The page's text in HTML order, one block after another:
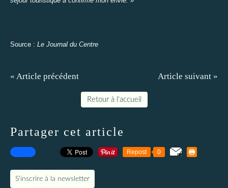
Source : Le Journal du Centre
« Article précédent Article suivant »
Retour à l'accueil
Partager cet article
Repost 0
S'inscrire à la newsletter